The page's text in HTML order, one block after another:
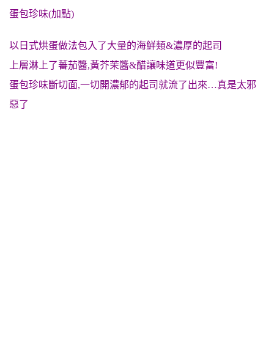
蛋包珍味(加點)
以日式烘蛋做法包入了大量的海鮮類&濃厚的起司
上層淋上了蕃茄醬,黃芥茉醬&醋讓味道更似豐富!
蛋包珍味斷切面,一切開濃郁的起司就流了出來…真是太邪
惡了